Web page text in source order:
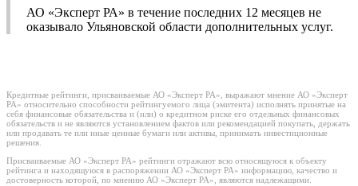
АО «Эксперт РА» в течение последних 12 месяцев не
оказывало Ульяновской области дополнительных услуг.
Кредитные рейтинги, присваиваемые АО «Эксперт РА», выражают мнение АО «Эксперт
РА» относительно способности рейтингуемого лица (эмитента) исполнять принятые на
себя финансовые обязательства и (или) о кредитном риске его отдельных финансовых
обязательств и не являются установлением фактов или рекомендацией покупать, держать
или продавать те или иные ценные бумаги или активы, принимать инвестиционные
решения.
Присваиваемые АО «Эксперт РА» рейтинги отражают всю относящуюся к объекту
рейтинга и находящуюся в распоряжении АО «Эксперт РА» информацию, качество и
достоверность которой, по мнению АО «Эксперт РА», являются надлежащими.